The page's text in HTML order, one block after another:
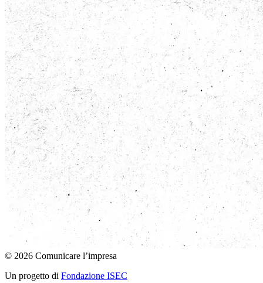
© 2026 Comunicare l’impresa
Un progetto di Fondazione ISEC